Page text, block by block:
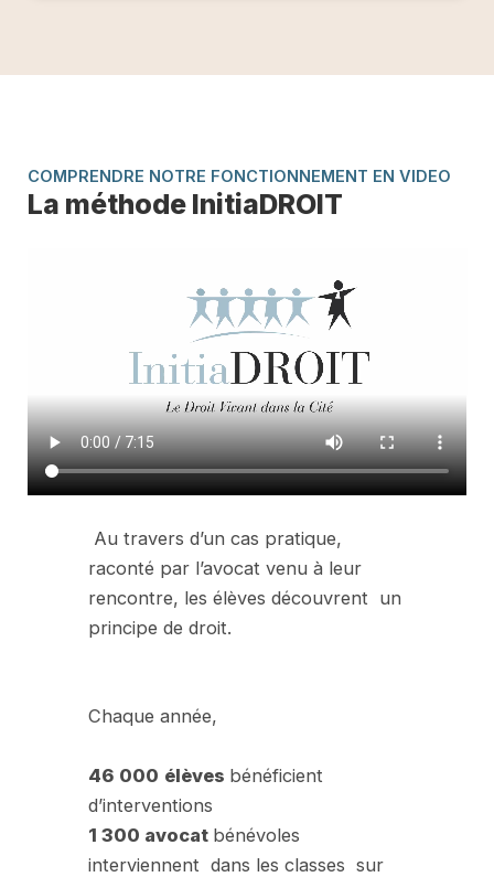
COMPRENDRE NOTRE FONCTIONNEMENT EN VIDEO
La méthode InitiaDROIT
Au travers d’un cas pratique,
raconté par l’avocat venu à leur
rencontre, les élèves découvrent un
principe de droit.
Chaque année,
46 000 élèves bénéficient
d’interventions
1 300 avocat bénévoles
interviennent dans les classes sur